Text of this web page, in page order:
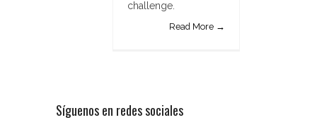
challenge.
Read More →
Síguenos en redes sociales